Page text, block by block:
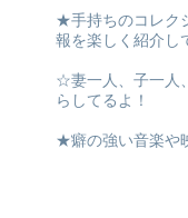
★手持ちのコレク
報を楽しく紹介し
☆妻一人、子一人
らしてるよ！
★癖の強い音楽や